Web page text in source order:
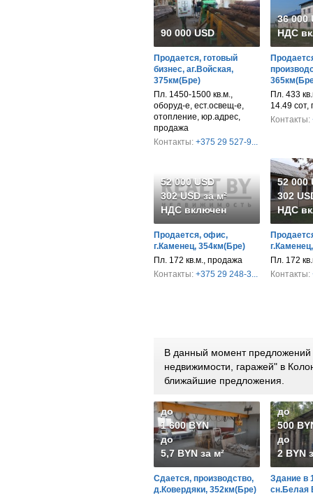
90 000 USD
Продается, готовый
бизнес, аг.Войская,
375км(Бре)
Пл. 1450-1500 кв.м.,
оборуд-е, ест.освещ-е,
отопление, юр.адрес,
продажа
Контакты: +375 29 527-9...
36 000
НДС
Пл. 433
14.49 сот,
Контакты:
52 000 USD
302 USD за м²
НДС включен
Продается, офис,
г.Каменец, 354км(Бре)
Пл. 172 кв.м., продажа
Контакты: +375 29 248-3...
52 000
302
НДС
Пл. 172
Контакты:
В данный момент предложений
недвижимости, гаражей" в
ближайшие предложения.
до
1 600 BYN
до
5,7 BYN за м²
Сдается, производство,
д.Ковердяки, 352км(Бре)
до
500
до
2 BYN
Здание в
сн.Белая